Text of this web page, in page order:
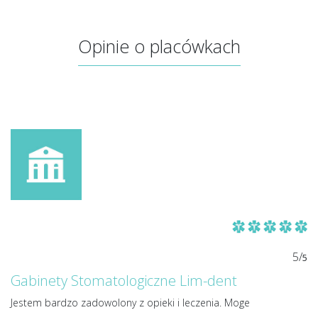
Opinie o placówkach
5/5
Gabinety Stomatologiczne Lim-dent
Jestem bardzo zadowolony z opieki i leczenia. Moge